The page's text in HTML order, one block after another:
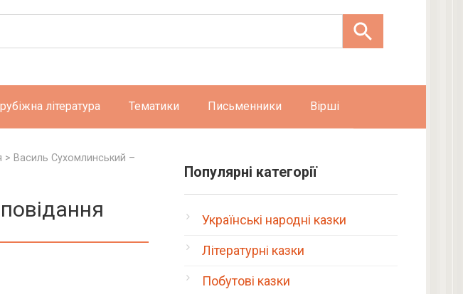
література Тематики Письменники Вірші
> Василь Сухомлинський –
Популярні категорії
Українські народні казки
Літературні казки
Побутові казки